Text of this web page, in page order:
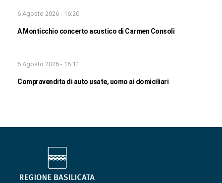
6 Agosto 2026 - 16:20
A Monticchio concerto acustico di Carmen Consoli
6 Agosto 2026 - 16:11
Compravendita di auto usate, uomo ai domiciliari